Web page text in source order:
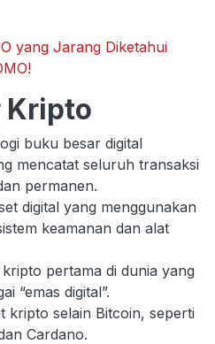
yang Jarang Diketahui
Kripto
buku besar digital
mencatat seluruh transaksi
permanen.
digital yang menggunakan
keamanan dan alat
pertama di dunia yang
“emas digital”.
kripto selain Bitcoin, seperti
Cardano.